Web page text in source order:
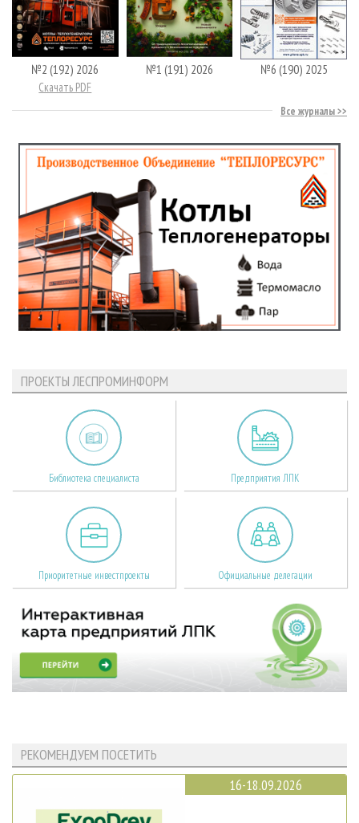
№2 (192) 2026
Скачать PDF
№1 (191) 2026 №6 (190) 2025
Все журналы
ПРОЕКТЫ ЛЕСПРОМИНФОРМ
Библиотека специалиста Предприятия ЛПК
Приоритетные инвестпроекты Официальные делегации
РЕКОМЕНДУЕМ ПОСЕТИТЬ
16-18.09.2026